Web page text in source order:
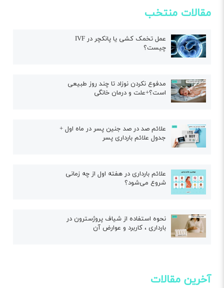
مقالات منتخب
عمل تخمک کشی یا پانکچر در IVF
چیست؟
مدفوع نکردن نوزاد تا چند روز طبیعی
است؟+علت و درمان خانگی
علائم صد در صد جنین پسر در ماه اول +
جدول علائم بارداری پسر
علائم بارداری در هفته اول از چه زمانی
شروع می‌شود؟
نحوه استفاده از شیاف پروژسترون در
بارداری ، کاربرد و عوارض آن
آخرین مقالات